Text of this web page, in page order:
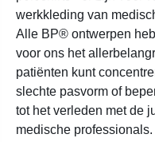
werkkleding van
Alle BP® ontwerpen
voor ons het
patiënten kunt
slechte pasvorm of
tot het verleden met de
medische professionals.